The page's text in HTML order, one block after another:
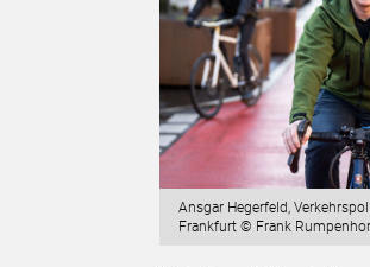
Ansgar Hegerfeld,
Frankfurt © Frank